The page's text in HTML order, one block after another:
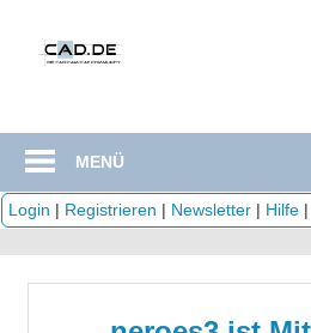
MENÜ
Login | Registrieren | Newsletter | Hilfe |